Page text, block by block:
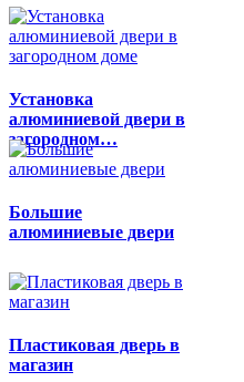
Установка
алюминиевой двери в
загородном…
Большие
алюминиевые двери
Пластиковая дверь в
магазин